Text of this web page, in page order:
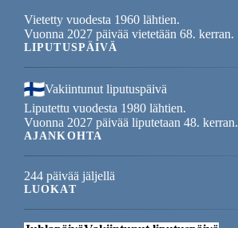
Vietetty vuodesta 1960 lähtien.
Vuonna 2027 päivää vietetään 68. kerran.
LIPUTUSPÄIVÄ
Vakiintunut liputuspäivä
Liputettu vuodesta 1980 lähtien.
Vuonna 2027 päivää liputetaan 48. kerran.
AJANKOHTA
244 päivää jäljellä
LUOKAT